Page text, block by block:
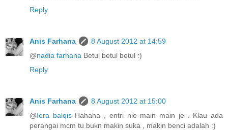
Reply
Anis Farhana
8 August 2012 at 14:59
@nadia farhana Betul betul betul :)
Reply
Anis Farhana
8 August 2012 at 15:00
@Iera balqisHahaha , entri nie main main je . Klau ada
perangai mcm tu bukn makin suka , makin benci adalah :)